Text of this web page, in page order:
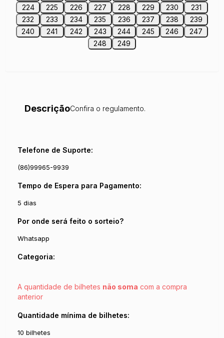
224
225 226 227 228 229 230
231
232
233 234 235 236 237 238
239
240
241 242 243 244 245 246
247
248
249
DescriçãoConfira o regulamento.
Telefone de Suporte:
(86)99965-9939
Tempo de Espera para Pagamento:
5 dias
Por onde será feito o sorteio?
Whatsapp
Categoria:
A quantidade de bilhetes não soma com a compra
anterior
Quantidade mínima de bilhetes:
10 bilhetes